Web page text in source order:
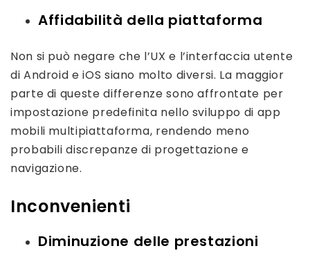
Affidabilità della piattaforma
Non si può negare che l’UX e l’interfaccia utente
di Android e iOS siano molto diversi. La maggior
parte di queste differenze sono affrontate per
impostazione predefinita nello sviluppo di app
mobili multipiattaforma, rendendo meno
probabili discrepanze di progettazione e
navigazione.
Inconvenienti
Diminuzione delle prestazioni